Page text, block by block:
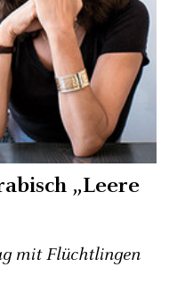
„Leere
mit Flüchtlingen